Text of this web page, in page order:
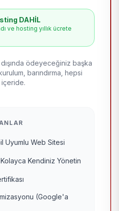
DAHİL
ve hosting yıllık ücrete
dışında ödeyeceğiniz başka
barındırma, hepsi
içeride.
Uyumlu Web Sitesi
Kendiniz Yönetin
(Google'a